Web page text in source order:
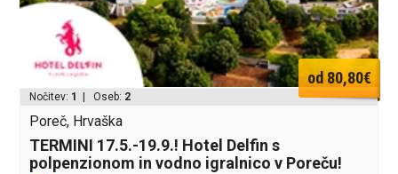
od 80,80€
Nočitev: 1 | Oseb: 2
Poreč, Hrvaška
TERMINI 17.5.-19.9.! Hotel Delfin s
polpenzionom in vodno igralnico v Poreču!